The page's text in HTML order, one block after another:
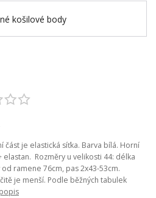
část je elastická síťka. Barva bílá. Horní
elastan. Rozměry u velikosti 44: délka
ramene 76cm, pas 2x43-53cm.
je menší. Podle běžných tabulek